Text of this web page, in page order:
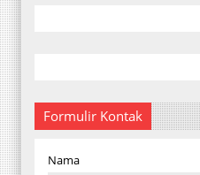
Formulir Kontak
Nama